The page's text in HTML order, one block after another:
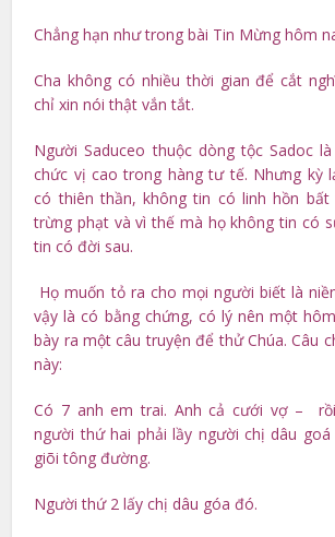
Chẳng hạn như trong bài Tin Mừng hôm
Cha không có nhiều thời gian để cắt
chỉ xin nói thật vắn tắt.
Người Saduceo thuộc dòng tộc Sadoc
chức vị cao trong hàng tư tế. Nhưng kỳ
có thiên thần, không tin có linh hồn
trừng phạt và vì thế mà họ không tin có
tin có đời sau.
Họ muốn tỏ ra cho mọi người biết là
vậy là có bằng chứng, có lý nên một
bày ra một câu truyện để thử Chúa. Câu
này:
Có 7 anh em trai. Anh cả cưới vợ –
người thứ hai phải lầy người chị dâu
giõi tông đường.
Người thứ 2 lấy chị dâu góa đó.